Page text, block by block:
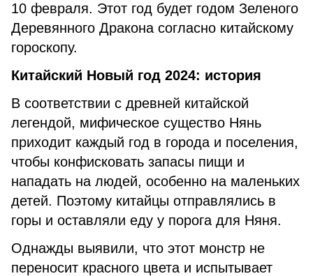
10 февраля. Этот год будет годом Зеленого
Деревянного Дракона согласно китайскому
гороскопу.
Китайский Новый год 2024: история
В соответствии с древней китайской
легендой, мифическое существо Нянь
приходит каждый год в города и поселения,
чтобы конфисковать запасы пищи и
нападать на людей, особенно на маленьких
детей. Поэтому китайцы отправлялись в
горы и оставляли еду у порога для Няня.
Однажды выявили, что этот монстр не
переносит красного цвета и испытывает